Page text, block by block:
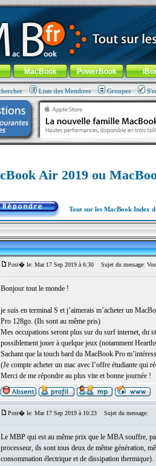
100% nomade !
au menu général-Aller au menu de
MacBook PowerBook
Liste des Membres Groupes
Air 2019 ou
Tout sur les MacBook Index
Post� le: Mar 17 Sep 2019 à 6:30 Sujet du message:
Bonjour tout le monde !
je suis en terminal S et j’aimerais m’acheter un
Pro 128go. (Ils sont au même pris)
Mes occupations seront plus sur du surf internet, du
possiblement jouer à quelque jeux (notamment
Sachant que la touch bard du MacBook Pro
(Je compte acheter un mac avec l’offre étudiante qui
Merci de me répondre au plus vite et bonne journée !
Post� le: Mar 17 Sep 2019 à 10:23 Sujet du message:
Le MBP qui est au même prix que le MBA souffre,
processeur, ils sont tous deux de même génération,
consommation électrique et de dissipation